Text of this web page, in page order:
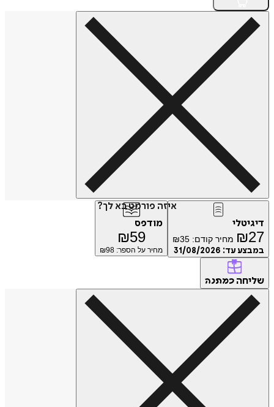
איזה פורמט בא לך?
דיגיטלי
₪27 מחיר קודם: ₪35
במבצע עד: 31/08/2026
מודפס
₪59
מחיר על הספר: ₪ 98
שליחה כמתנה